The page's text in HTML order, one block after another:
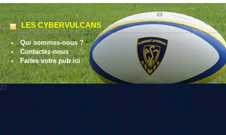
LES CYBERVULCANS
Qui sommes-nous ?
Contactez-nous
Faites votre pub ici
22